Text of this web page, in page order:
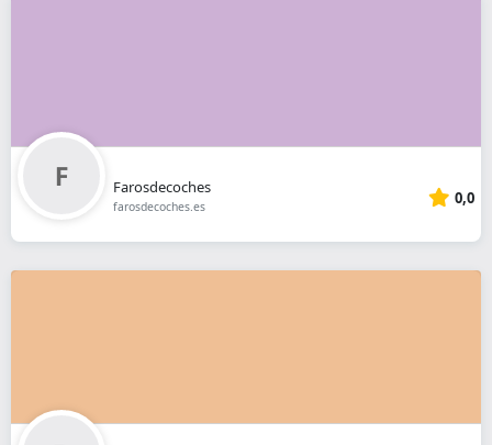
Farosdecoches
farosdecoches.es 0,0